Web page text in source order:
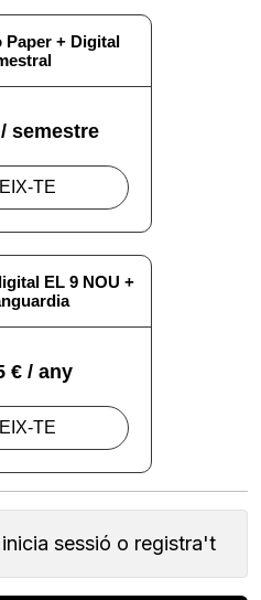
sessió o registra't